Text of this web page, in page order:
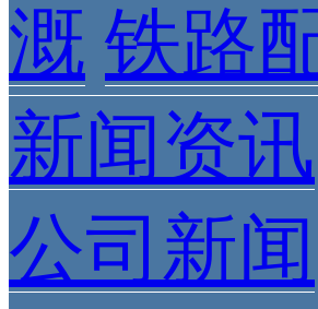
溉 铁路
新闻资讯
公司新闻